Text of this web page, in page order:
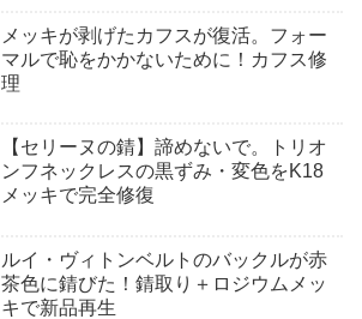
メッキが剥げたカフスが復活。フォー
マルで恥をかかないために！カフス修
理
【セリーヌの錆】諦めないで。トリオ
ンフネックレスの黒ずみ・変色をK18
メッキで完全修復
ルイ・ヴィトンベルトのバックルが赤
茶色に錆びた！錆取り＋ロジウムメッ
キで新品再生